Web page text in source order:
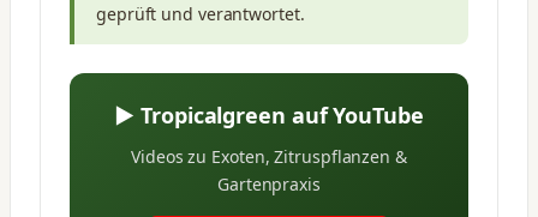
geprüft und verantwortet.
▶ Tropicalgreen auf YouTube
Videos zu Exoten, Zitruspflanzen &
Gartenpraxis